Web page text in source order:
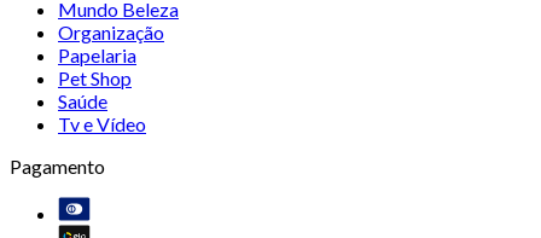
Mundo Beleza
Organização
Papelaria
Pet Shop
Saúde
Tv e Vídeo
Pagamento